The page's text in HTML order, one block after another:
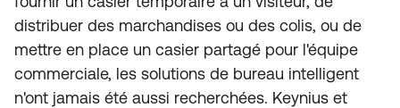
distribuer des marchandises ou des colis, ou de
mettre en place un casier partagé pour l'équipe
commerciale, les solutions de bureau intelligent
n'ont jamais été aussi recherchées. Keynius et